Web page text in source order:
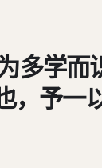
多学而
，予一